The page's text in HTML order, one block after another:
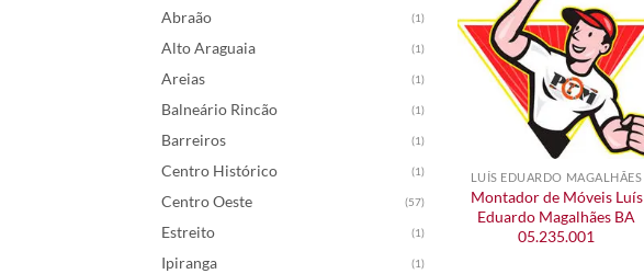
Abraão (1)
Alto Araguaia (1)
Areias (1)
Balneário Rincão (1)
Barreiros (1)
Centro Histórico (1)
Centro Oeste (57)
Estreito (1)
Ipiranga (1)
LUÍS EDUARDO MAGALHÃES
Montador de Móveis Luís
Eduardo Magalhães BA
05.235.001